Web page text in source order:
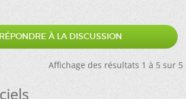
RÉPONDRE À LA DISCUSSION
Affichage des résultats 1 à 5 sur 5